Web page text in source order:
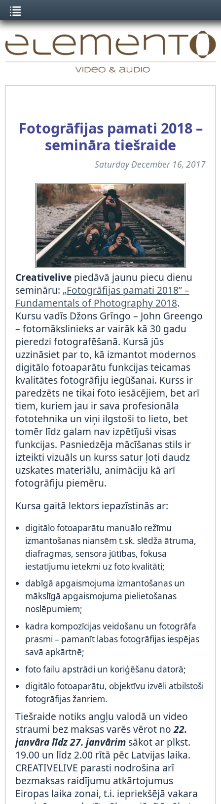
Fotogrāfijas pamati 2018 –
semināra tiešraide
Saturday December 16, 2017
Creativelive piedāvā jaunu piecu dienu
semināru: „Fotogrāfijas pamati 2018” –
Fundamentals of Photography 2018.
Kursu vadīs Džons Grīngo – John Greengo
– fotomākslinieks ar vairāk kā 30 gadu
pieredzi fotografēšanā. Kursā jūs
uzzināsiet par to, kā izmantot modernos
digitālo fotoaparātu funkcijas teicamas
kvalitātes fotogrāfiju iegūšanai. Kurss ir
paredzēts ne tikai foto iesācējiem, bet arī
tiem, kuriem jau ir sava profesionāla
fototehnika un viņi ilgstoši to lieto, bet
tomēr līdz galam nav izpētījuši visas
funkcijas. Pasniedzēja mācīšanas stils ir
izteikti vizuāls un kurss satur ļoti daudz
uzskates materiālu, animāciju kā arī
fotogrāfiju piemēru.
Kursa gaitā lektors iepazīstinās ar:
digitālo fotoaparātu manuālo režīmu
izmantošanas niansēm t.sk. slēdža ātruma,
diafragmas, sensora jūtības, fokusa
iestatījumu ietekmi uz foto kvalitāti;
dabīgā apgaismojuma izmantošanas un
mākslīgā apgaismojuma pielietošanas
noslēpumiem;
kadra kompozīcijas veidošanu un fotogrāfa
prasmi – pamanīt labas fotogrāfijas iespējas
savā apkārtnē;
foto failu apstrādi un koriģēšanu datorā;
digitālo fotoaparātu, objektīvu izvēli atbilstoši
fotogrāfijas žanriem.
Tiešraide notiks angļu valodā un video
straumi bez maksas varēs vērot no22.
janvāra līdz 27. janvārim sākot ar plkst.
19.00 un līdz 2.00 rītā pēc Latvijas laika.
CREATIVELIVE parasti nodrošina arī
bezmaksas raidījumu atkārtojumus
Eiropas laika zonai, t.i. iepriekšējā vakara